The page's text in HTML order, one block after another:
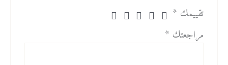
تقييمك *
مراجعتك *